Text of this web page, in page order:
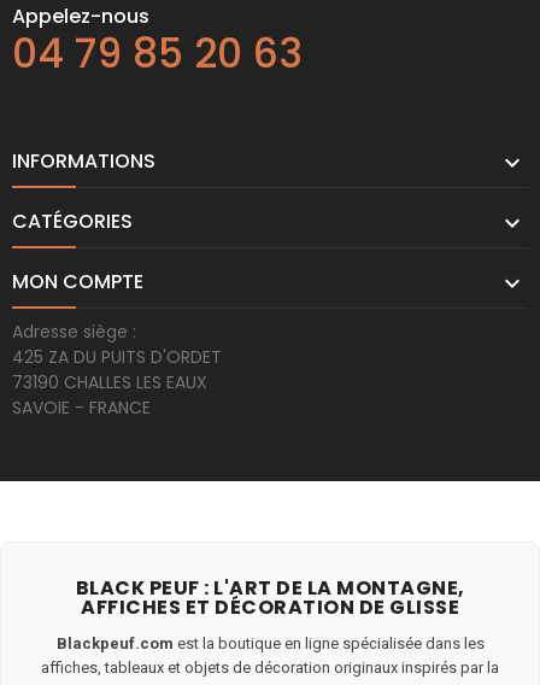
Appelez-nous
04 79 85 20 63
INFORMATIONS 
CATÉGORIES 
MON COMPTE 
Adresse siège :
425 ZA DU PUITS D'ORDET
73190 CHALLES LES EAUX
SAVOIE - FRANCE
BLACK PEUF : L'ART DE LA MONTAGNE,
AFFICHES ET DÉCORATION DE GLISSE
Blackpeuf.com est la boutique en ligne spécialisée dans les
affiches, tableaux et objets de décoration originaux inspirés par la